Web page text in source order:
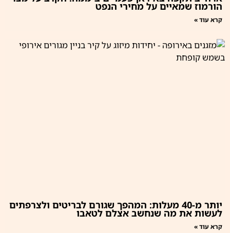
הורמוז שמאיים על מחירי הנפט
קרא עוד »
יותר מ-40 מעלות: המהפך שגורם לבריטים ולצרפתים
לעשות את מה שנחשב אצלם לטאבו
קרא עוד »